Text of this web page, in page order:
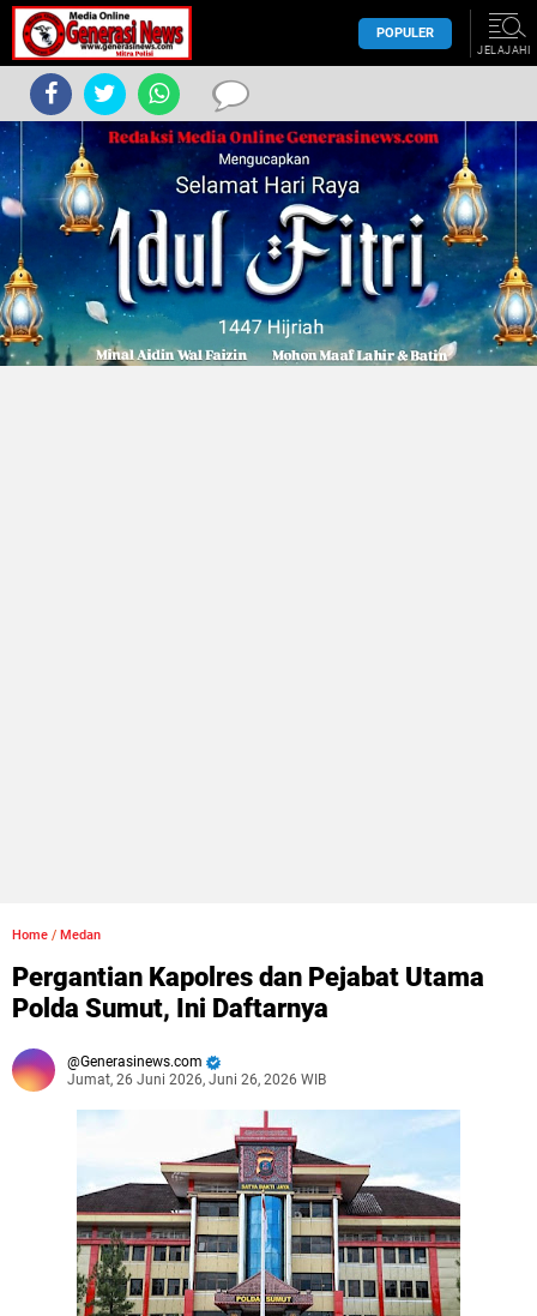
POPULER
JELAJAHI
Home / Medan
Pergantian Kapolres dan Pejabat Utama
Polda Sumut, Ini Daftarnya
Generasinews.com
Jumat, 26 Juni 2026, Juni 26, 2026 WIB